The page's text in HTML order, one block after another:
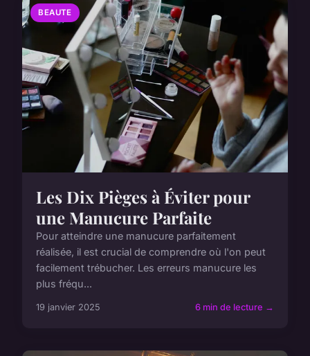
BEAUTE
Les Dix Pièges à Éviter pour
une Manucure Parfaite
Pour atteindre une manucure parfaitement
réalisée, il est crucial de comprendre où l'on peut
facilement trébucher. Les erreurs manucure les
plus fréqu...
19 janvier 2025 6 min de lecture →